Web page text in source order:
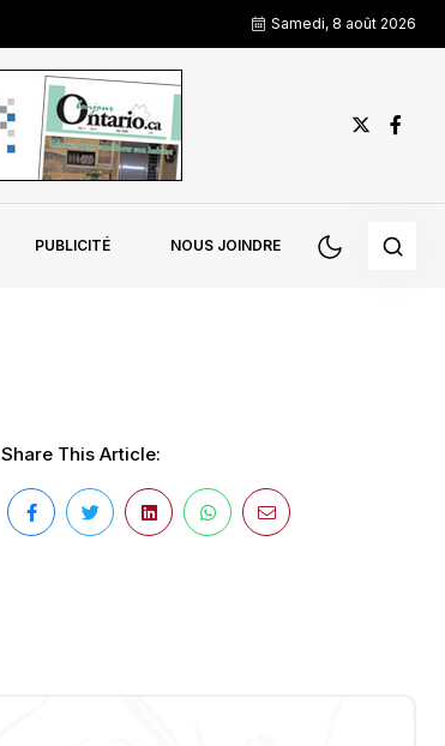
Samedi, 8 août 2026
PUBLICITÉ NOUS JOINDRE
Share This Article: